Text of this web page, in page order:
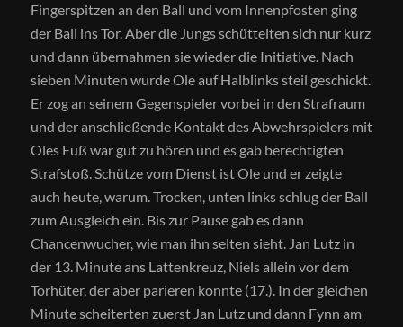
Fingerspitzen an den Ball und vom Innenpfosten ging
der Ball ins Tor. Aber die Jungs schüttelten sich nur kurz
und dann übernahmen sie wieder die Initiative. Nach
sieben Minuten wurde Ole auf Halblinks steil geschickt.
Er zog an seinem Gegenspieler vorbei in den Strafraum
und der anschließende Kontakt des Abwehrspielers mit
Oles Fuß war gut zu hören und es gab berechtigten
Strafstoß. Schütze vom Dienst ist Ole und er zeigte
auch heute, warum. Trocken, unten links schlug der Ball
zum Ausgleich ein. Bis zur Pause gab es dann
Chancenwucher, wie man ihn selten sieht. Jan Lutz in
der 13. Minute ans Lattenkreuz, Niels allein vor dem
Torhüter, der aber parieren konnte (17.). In der gleichen
Minute scheiterten zuerst Jan Lutz und dann Fynn am